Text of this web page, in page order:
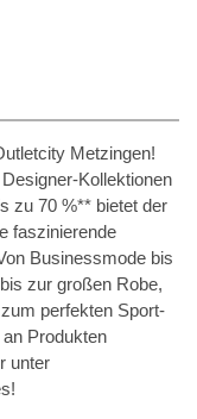
Metzingen!
Kollektionen
zu 70 %** bietet der
faszinierende
Businessmode bis
zur großen Robe,
perfekten Sport-
Produkten
unter